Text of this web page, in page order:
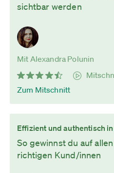
sichtbar werden
Mit Alexandra Polunin
Zum Mitschnitt
Effizient und authentisch
So gewinnst du auf
richtigen Kund/innen